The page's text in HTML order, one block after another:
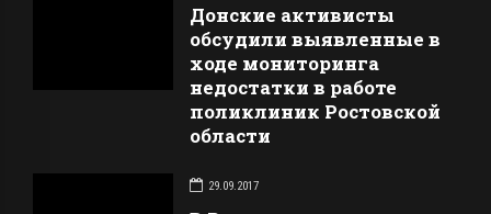
Донские активисты
обсудили выявленные в
ходе мониторинга
недостатки в работе
поликлиник Ростовской
области
29.09.2017